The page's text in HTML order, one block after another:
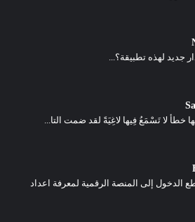
جديد لهذه تطبيقة؟...
الدخول إلى المنصة الرقمية لمعرفة اعداد